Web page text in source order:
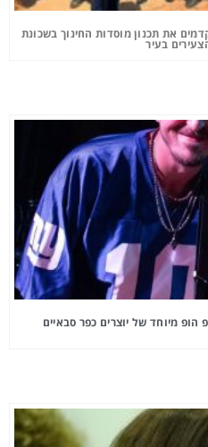
את תכנון מוסדות החינוך בשכונת
בעיר
מיוחד של יוצרים כפר סבאיים